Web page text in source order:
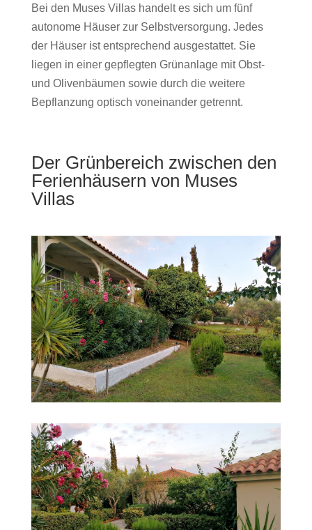
Bei den Muses Villas handelt es sich um fünf
autonome Häuser zur Selbstversorgung. Jedes
der Häuser ist entsprechend ausgestattet. Sie
liegen in einer gepflegten Grünanlage mit Obst-
und Olivenbäumen sowie durch die weitere
Bepflanzung optisch voneinander getrennt.
Der Grünbereich zwischen den
Ferienhäusern von Muses
Villas